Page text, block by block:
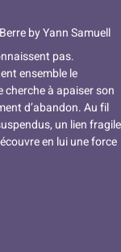
byYann Samuell
pas.
ensemble le
cherche à apaiser son
d’abandon. Au fil
un lien fragile
en lui une force